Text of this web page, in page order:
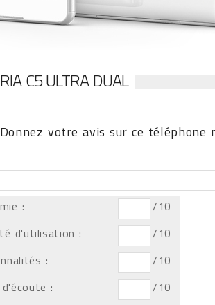
C5 ULTRA DUAL
Donnez votre avis sur ce téléphone
:
/10
d'utilisation :
/10
:
/10
:
/10